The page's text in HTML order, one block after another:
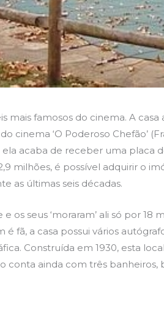
mais famosos do cinema. A
cinema ‘O Poderoso Chefão’
ela acaba de receber uma placa
milhões, é possível adquirir o
as últimas seis décadas.
os seus ‘moraram’ ali só por 18
é fã, a casa possui vários
Construída em 1930, esta
conta ainda com três banheiros,